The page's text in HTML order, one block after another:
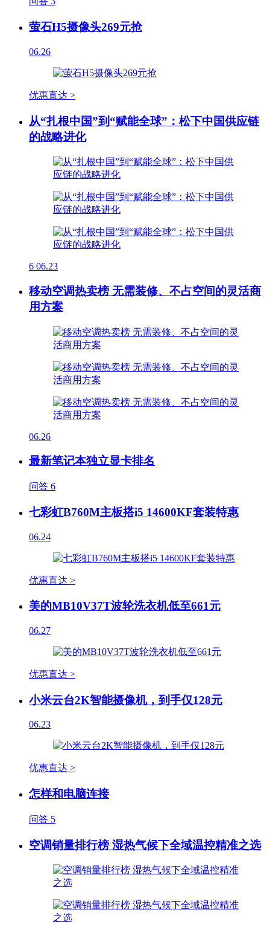
萤石H5摄像头269元抢
06.26
优惠直达 >
从“扎根中国”到“赋能全球”：松下中国供应链
的战略进化
6 06.23
移动空调热卖榜 无需装修、不占空间的灵活商
用方案
06.26
最新笔记本独立显卡排名
问答 6
七彩虹B760M主板搭i5 14600KF套装特惠
06.24
优惠直达 >
美的MB10V37T波轮洗衣机低至661元
06.27
优惠直达 >
小米云台2K智能摄像机，到手仅128元
06.23
优惠直达 >
怎样和电脑连接
问答 5
空调销量排行榜 湿热气候下全域温控精准之选